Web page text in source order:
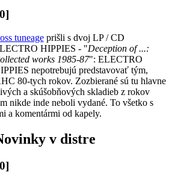
tuneageprišli s dvoj LP / CD
HIPPIES - "Deception of ...:
works 1985-87": ELECTRO
nepotrebujú predstavovať tým,
80-tych rokov. Zozbierané sú tu hlavne
a skúšobňových skladieb z rokov
nikde inde neboli vydané. To všetko s
a komentármi od kapely.
v distre